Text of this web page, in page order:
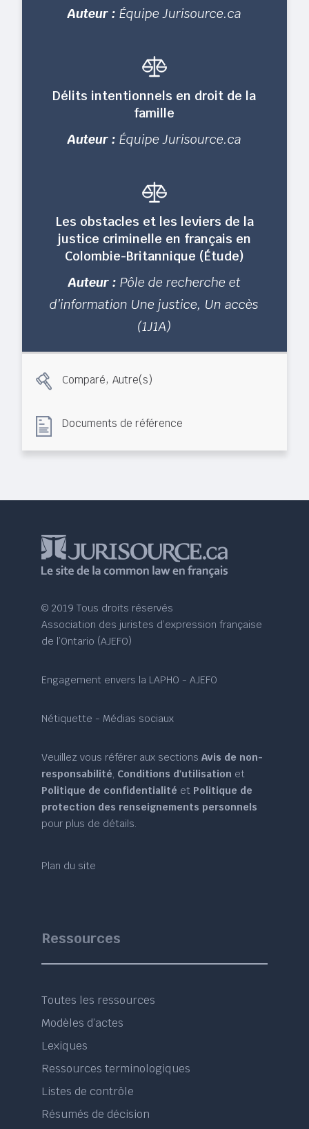
Auteur : Équipe Jurisource.ca
Délits intentionnels en droit de la
famille
Auteur : Équipe Jurisource.ca
Les obstacles et les leviers de la
justice criminelle en français en
Colombie-Britannique (Étude)
Auteur : Pôle de recherche et
d’information Une justice, Un accès
(1J1A)
Comparé,Autre(s)
Documents de référence
© 2019 Tous droits réservés
Association des juristes d’expression française
de l’Ontario (AJEFO)
Engagement envers la LAPHO - AJEFO
Nétiquette - Médias sociaux
Veuillez vous référer aux sectionsAvis de non-
responsabilité, Conditions d'utilisation et
Politique de confidentialité et Politique de
protection des renseignements personnels
pour plus de détails.
Plan du site
Ressources
Toutes les ressources
Modèles d’actes
Lexiques
Ressources terminologiques
Listes de contrôle
Résumés de décision